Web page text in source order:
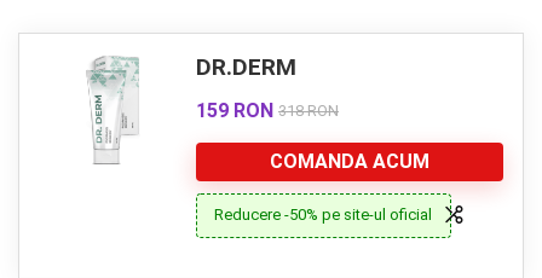
DR.DERM
159 RON 318 RON
COMANDA ACUM
Reducere -50% pe site-ul oficial